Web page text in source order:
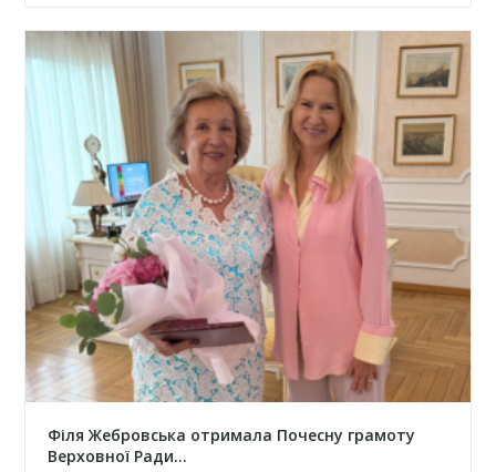
Філя Жебровська отримала Почесну грамоту
Верховної Ради...